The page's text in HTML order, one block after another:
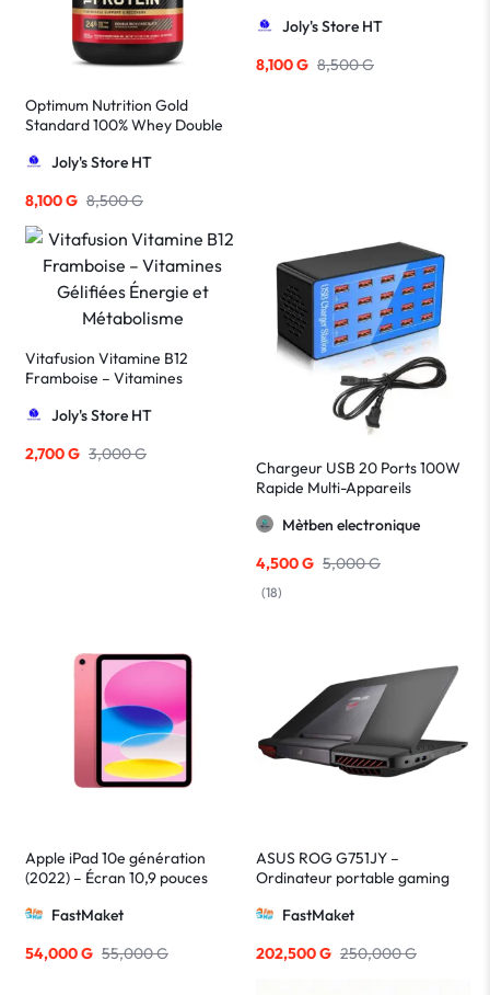
Optimum Nutrition Gold
Standard 100% Whey Double
Joly's Store HT
8,500G
8,100G
Joly's Store HT
8,500G
8,100G
Vitafusion Vitamine B12
Framboise – Vitamines
Métabolisme
Joly's Store HT
3,000G
2,700G
Chargeur USB 20 Ports 100W
Rapide Multi-Appareils
Mètben electronique
5,000G
4,500G
(18)
Apple iPad 10e génération
(2022) – Écran 10,9 pouces
tablette performante et
FastMaket
55,000G
54,000G
ASUS ROG G751JY –
Ordinateur portable gaming
graphique NVIDIA GTX 980M
FastMaket
250,000G
202,500G